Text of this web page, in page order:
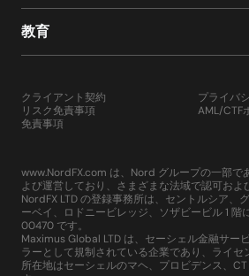
教育
クライアント契約
リスク免責事項
免責事項
プライバ
AML/CTF
www.NordFX.com は、Nord グループの一部で
よび運営しており、さまざまな法域で認可およ
NordFX LTD の登録事務所は、セントルシア、
ーベイ、ロドニービレッジ、ソザビービル 1
00470 です。
Maximus Global LTD は、セーシェル金融サー
ラーとして規制されている企業であり、ライ
所在地はセーシェルのマヘ、プロビデンス、